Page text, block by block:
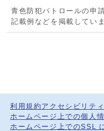
青色防犯パトロールの申
記載例などを掲載していま
利用規約 アクセシビリテ
ホームページ上での個人
ホームページ上でのSSL